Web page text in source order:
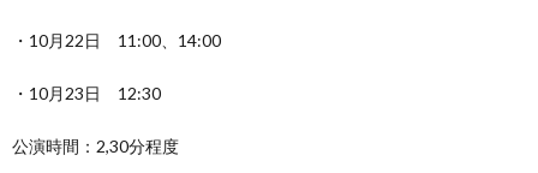
・10月22日 11:00、14:00
・10月23日 12:30
公演時間：2,30分程度